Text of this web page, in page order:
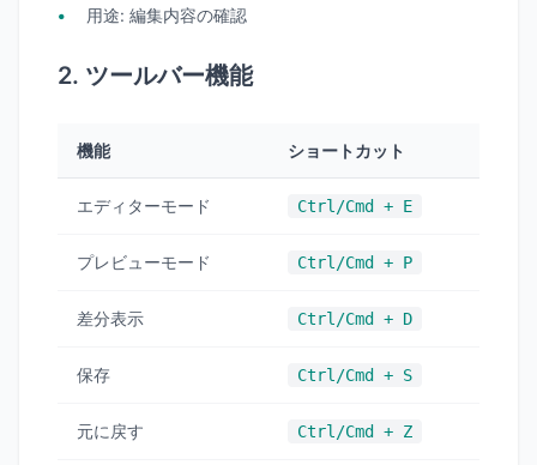
用途: 編集内容の確認
2. ツールバー機能
機能 ショートカット
エディターモード Ctrl/Cmd + E
プレビューモード Ctrl/Cmd + P
差分表示 Ctrl/Cmd + D
保存 Ctrl/Cmd + S
元に戻す Ctrl/Cmd + Z